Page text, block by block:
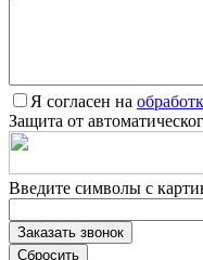
Я согласен на
Защита от
Введите символы с